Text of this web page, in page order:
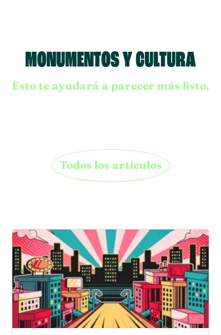
MONUMENTOS Y CULTURA
Esto te ayudará a parecer más listo.
Todos los artículos